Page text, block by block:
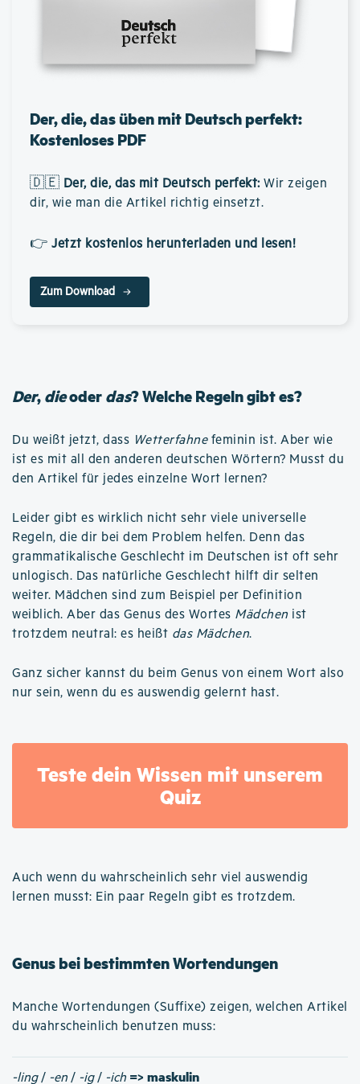
Der, die, das üben mit Deutsch perfekt:
Kostenloses PDF
🇩🇪 Der, die, das mit Deutsch perfekt: Wir zeigen
dir, wie man die Artikel richtig einsetzt.
👉 Jetzt kostenlos herunterladen und lesen!
Zum Download
Der,dieoderdas? Welche Regeln gibt es?
Du weißt jetzt, dass Wetterfahnefeminin ist. Aber wie
ist es mit all den anderen deutschen Wörtern? Musst du
den Artikel für jedes einzelne Wort lernen?
Leider gibt es wirklich nicht sehr viele universelle
Regeln, die dir bei dem Problem helfen. Denn das
grammatikalische Geschlecht im Deutschen ist oft sehr
unlogisch. Das natürliche Geschlecht hilft dir selten
weiter. Mädchen sind zum Beispiel per Definition
weiblich. Aber das Genus des Wortes Mädchen ist
trotzdem neutral: es heißt das Mädchen.
Ganz sicher kannst du beim Genus von einem Wort also
nur sein, wenn du es auswendig gelernt hast.
Teste dein Wissen mit unserem
Quiz
Auch wenn du wahrscheinlich sehr viel auswendig
lernen musst: Ein paar Regeln gibt es trotzdem.
Genus bei bestimmten Wortendungen
Manche Wortendungen (Suffixe) zeigen, welchen Artikel
du wahrscheinlich benutzen muss:
-ling/ -en / -ig/ -ich => maskulin